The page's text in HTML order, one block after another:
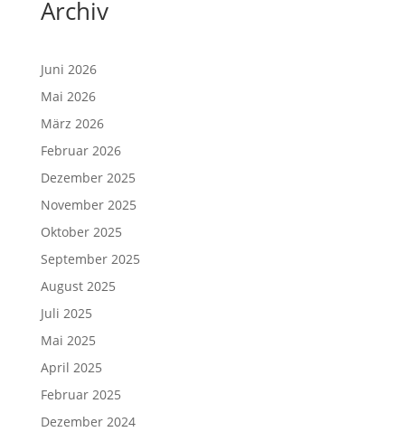
Archiv
Juni 2026
Mai 2026
März 2026
Februar 2026
Dezember 2025
November 2025
Oktober 2025
September 2025
August 2025
Juli 2025
Mai 2025
April 2025
Februar 2025
Dezember 2024